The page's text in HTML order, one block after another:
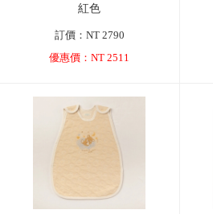
紅色
訂價：NT 2790
優惠價：NT 2511